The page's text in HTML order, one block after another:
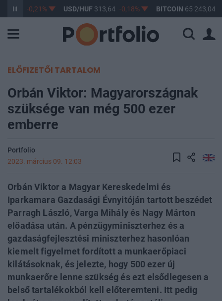
-0,21% USD/HUF313,64 -0,18% BITCOIN65 243,04
ELŐFIZETŐI TARTALOM
Orbán Viktor: Magyarországnak
szüksége van még 500 ezer
emberre
Portfolio
2023. március 09. 12:03
Orbán Viktor a Magyar Kereskedelmi és
Iparkamara Gazdasági Évnyitóján tartott beszédet
Parragh László, Varga Mihály és Nagy Márton
előadása után. A pénzügyminiszterhez és a
gazdaságfejlesztési miniszterhez hasonlóan
kiemelt figyelmet fordított a munkaerőpiaci
kilátásoknak, és jelezte, hogy 500 ezer új
munkaerőre lenne szükség és ezt elsődlegesen a
belső tartalékokból kell előteremteni. Itt pedig